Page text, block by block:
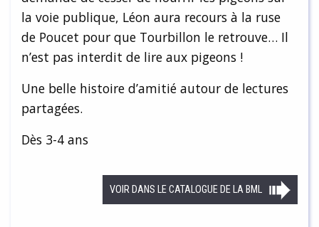
la voie publique, Léon aura recours à la ruse
de Poucet pour que Tourbillon le retrouve… Il
n’est pas interdit de lire aux pigeons !
Une belle histoire d’amitié autour de lectures
partagées.
Dès 3-4 ans
VOIR DANS LE CATALOGUE DE LA BML